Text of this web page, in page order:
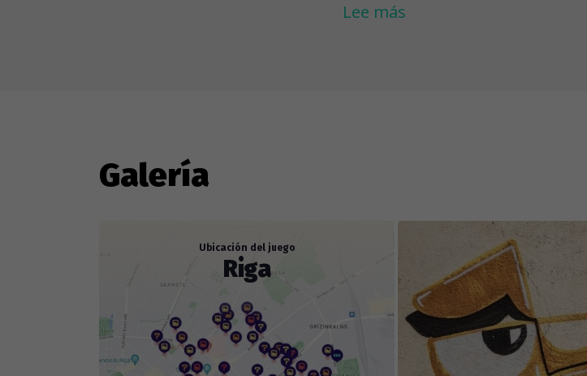
objects are easily accessible
The game's content is edited
we appreciate everyone who
existing content.
Lee más
Galería
Ubicación del juego
Riga